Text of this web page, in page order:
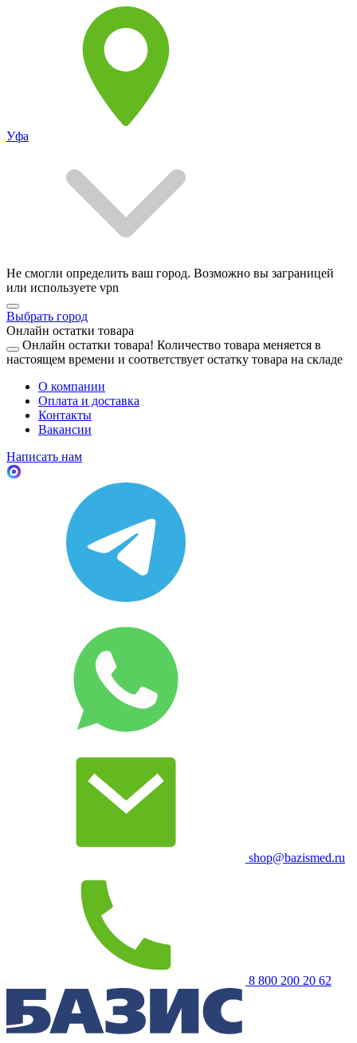
Уфа
Не смогли определить ваш город. Возможно вы заграницей
или используете vpn
Выбрать город
Онлайн остатки товара
Онлайн остатки товара! Количество товара меняется в
настоящем времени и соответствует остатку товара на складе
О компании
Оплата и доставка
Контакты
Вакансии
Написать нам
shop@bazismed.ru
8 800 200 20 62